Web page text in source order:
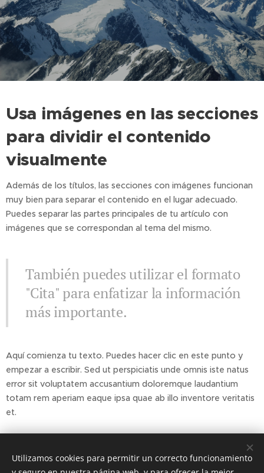
Usa imágenes en las secciones
para dividir el contenido
visualmente
Además de los títulos, las secciones con imágenes funcionan
muy bien para separar el contenido en el lugar adecuado.
Puedes separar las partes principales de tu artículo con
imágenes que se correspondan al tema del mismo.
También puedes utilizar el formato
"Cita" para enfatizar la información
más importante.
Aquí comienza tu texto. Puedes hacer clic en este punto y
empezar a escribir. Sed ut perspiciatis unde omnis iste natus
error sit voluptatem accusantium doloremque laudantium
totam rem aperiam eaque ipsa quae ab illo inventore veritatis
et.
Share
Utilizamos cookies para permitir un correcto funcionamiento